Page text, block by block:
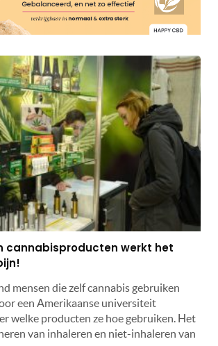
cannabisproducten werkt het
mensen die zelf cannabis gebruiken
een Amerikaanse universiteit
welke producten ze hoe gebruiken. Het
van inhaleren en niet-inhaleren van